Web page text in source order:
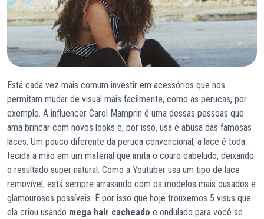
Está cada vez mais comum investir em acessórios que nos
permitam mudar de visual mais facilmente, como as perucas, por
exemplo. A influencer Carol Mamprin é uma dessas pessoas que
ama brincar com novos looks e, por isso, usa e abusa das famosas
laces. Um pouco diferente da peruca convencional, a lace é toda
tecida a mão em um material que imita o couro cabeludo, deixando
o resultado super natural. Como a Youtuber usa um tipo de lace
removível, está sempre arrasando com os modelos mais ousados e
glamourosos possíveis. É por isso que hoje trouxemos 5 visus que
ela criou usando mega hair cacheado e ondulado para você se